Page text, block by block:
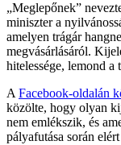
„Meglepőnek”
miniszter a
amelyen trágár
megvásárlásáról.
hitelessége, lemond a
AFacebook-oldalán
közölte, hogy olyan
nem emlékszik, és
pályafutása során